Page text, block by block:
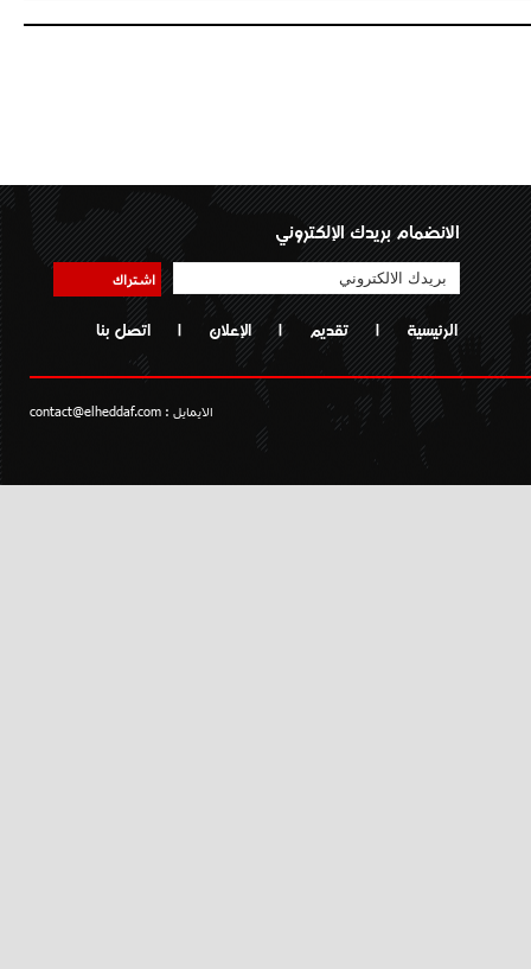
الانضمام بريدك الإلكتروني
اشتراك
الرئيسية | تقديم | الإعلان | اتصل بنا
الايمايل : contact@elheddaf.com